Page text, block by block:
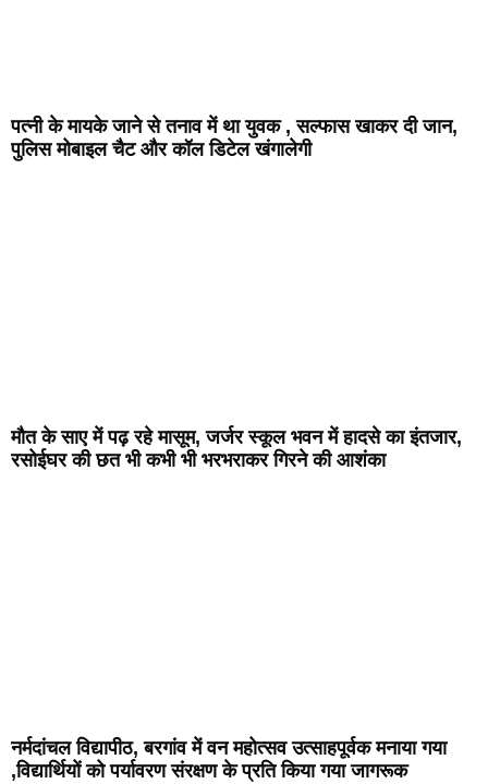
पत्नी के मायके जाने से तनाव में था युवक , सल्फास खाकर दी जान,
पुलिस मोबाइल चैट और कॉल डिटेल खंगालेगी
मौत के साए में पढ़ रहे मासूम, जर्जर स्कूल भवन में हादसे का इंतजार,
रसोईघर की छत भी कभी भी भरभराकर गिरने की आशंका
नर्मदांचल विद्यापीठ, बरगांव में वन महोत्सव उत्साहपूर्वक मनाया गया
,विद्यार्थियों को पर्यावरण संरक्षण के प्रति किया गया जागरूक